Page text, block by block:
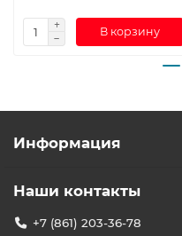
В корзину
Информация
Наши контакты
+7 (861) 203-36-78